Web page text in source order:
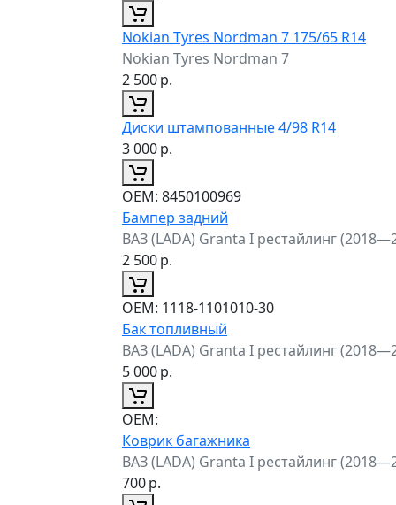
Nokian Tyres Nordman 7 175/65 R14
Nokian Tyres Nordman 7
2 500р.
Диски штампованные 4/98 R14
3 000р.
ОЕМ: 8450100969
Бампер задний
ВАЗ (LADA) Granta I рестайлинг
2 500р.
ОЕМ: 1118-1101010-30
Бак топливный
ВАЗ (LADA) Granta I рестайлинг
5 000р.
ОЕМ:
Коврик багажника
ВАЗ (LADA) Granta I рестайлинг
700р.